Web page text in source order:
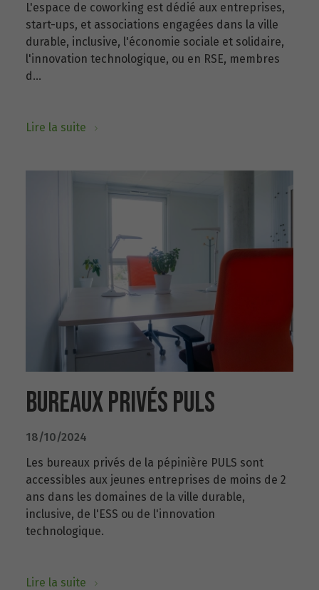
L'espace de coworking est dédié aux entreprises,
start-ups, et associations engagées dans la ville
durable, inclusive, l'économie sociale et solidaire,
l'innovation technologique, ou en RSE, membres
d...
Lire la suite
BUREAUX PRIVÉS PULS
18/10/2024
Les bureaux privés de la pépinière PULS sont
accessibles aux jeunes entreprises de moins de 2
ans dans les domaines de la ville durable,
inclusive, de l'ESS ou de l'innovation
technologique.
Lire la suite